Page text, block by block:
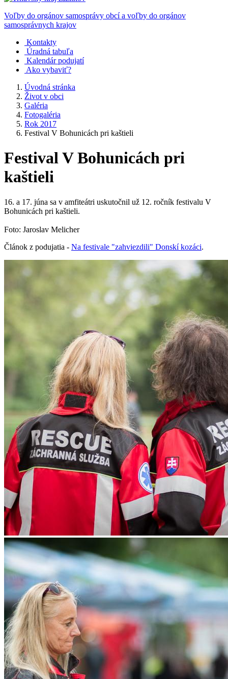
Voľby do orgánov samosprávy obcí a voľby do orgánov
samosprávnych krajov
Kontakty
Úradná tabuľa
Kalendár podujatí
Ako vybaviť?
Úvodná stránka
Život v obci
Galéria
Fotogaléria
Rok 2017
Festival V Bohunicách pri kaštieli
Festival V Bohunicách pri
kaštieli
16. a 17. júna sa v amfiteátri uskutočnil už 12. ročník festivalu V
Bohunicách pri kaštieli.
Foto: Jaroslav Melicher
Článok z podujatia - Na festivale "zahviezdili" Donskí kozáci.